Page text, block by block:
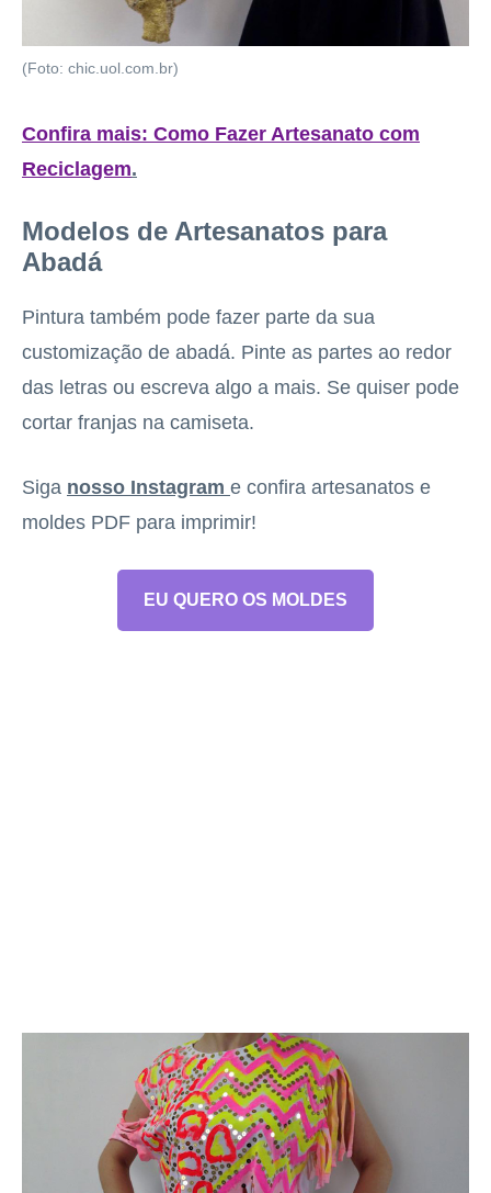
(Foto: chic.uol.com.br)
Confira mais: Como Fazer Artesanato com
Reciclagem.
Modelos de Artesanatos para
Abadá
Pintura também pode fazer parte da sua
customização de abadá. Pinte as partes ao redor
das letras ou escreva algo a mais. Se quiser pode
cortar franjas na camiseta.
Siga nosso Instagram e confira artesanatos e
moldes PDF para imprimir!
EU QUERO OS MOLDES